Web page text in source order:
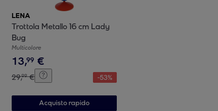
LENA
Trottola Metallo 16 cm Lady
Bug
Multicolore
13,99 €
29,99 € -53%
Acquisto rapido